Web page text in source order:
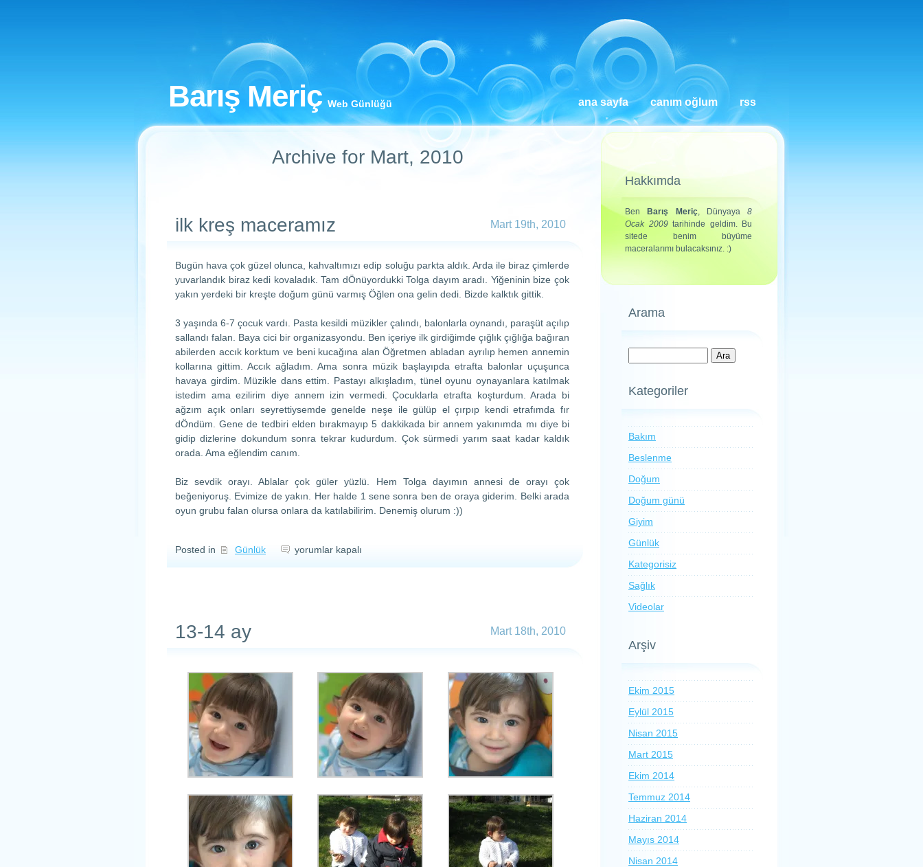
Barış Meriç Web Günlüğü ana sayfa canım oğlum rss
Archive for Mart, 2010
ilk kreş maceramız Mart 19th, 2010
Bugün hava çok güzel olunca, kahvaltımızı edip soluğu parkta aldık. Arda ile biraz çimlerde
yuvarlandık biraz kedi kovaladık. Tam dÖnüyordukki Tolga dayım aradı. Yiğeninin bize çok
yakın yerdeki bir kreşte doğum günü varmış Öğlen ona gelin dedi. Bizde kalktık gittik.
3 yaşında 6-7 çocuk vardı. Pasta kesildi müzikler çalındı, balonlarla oynandı, paraşüt açılıp
sallandı falan. Baya cici bir organizasyondu. Ben içeriye ilk girdiğimde çığlık çığlığa bağıran
abilerden accık korktum ve beni kucağına alan Öğretmen abladan ayrılıp hemen annemin
kollarına gittim. Accık ağladım. Ama sonra müzik başlayıpda etrafta balonlar uçuşunca
havaya girdim. Müzikle dans ettim. Pastayı alkışladım, tünel oyunu oynayanlara katılmak
istedim ama ezilirim diye annem izin vermedi. Çocuklarla etrafta koşturdum. Arada bi
ağzım açık onları seyrettiysemde genelde neşe ile gülüp el çırpıp kendi etrafımda fır
dÖndüm. Gene de tedbiri elden bırakmayıp 5 dakkikada bir annem yakınımda mı diye bi
gidip dizlerine dokundum sonra tekrar kudurdum. Çok sürmedi yarım saat kadar kaldık
orada. Ama eğlendim canım.
Biz sevdik orayı. Ablalar çok güler yüzlü. Hem Tolga dayımın annesi de orayı çok
beğeniyoruş. Evimize de yakın. Her halde 1 sene sonra ben de oraya giderim. Belki arada
oyun grubu falan olursa onlara da katılabilirim. Denemiş olurum :))
Posted in Günlük
ilk
yorumlar kapalı
13-14 ay Mart 18th, 2010
Hakkımda
Ben Barış Meriç, Dünyaya 8
Ocak 2009tarihinde geldim. Bu
sitede benim büyüme
maceralarımı bulacaksınız. :)
Arama
Kategoriler
Bakım
Beslenme
Doğum
Doğum günü
Giyim
Günlük
Kategorisiz
Sağlık
Videolar
Arşiv
Ekim 2015
Eylül 2015
Nisan 2015
Mart 2015
Ekim 2014
Temmuz 2014
Haziran 2014
Mayıs 2014
Nisan 2014